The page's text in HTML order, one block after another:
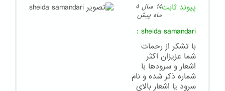
پیوند ثابت
14 سال 4
ماه پیش
sheida samandari
:
با تشکر از رحمات
شما عزیزان اکثر
اشعار و سرودها با
شماره ذکر شده و نام
سرود یا اشعار بالای